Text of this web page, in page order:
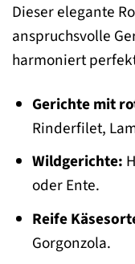
Dieser elegante
anspruchsvolle
harmoniert
Gerichte mit
Rinderfilet,
Wildgerichte:
oder Ente.
Reife
Gorgonzola.